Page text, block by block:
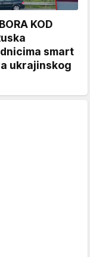
KOD
smart
ukrajinskog